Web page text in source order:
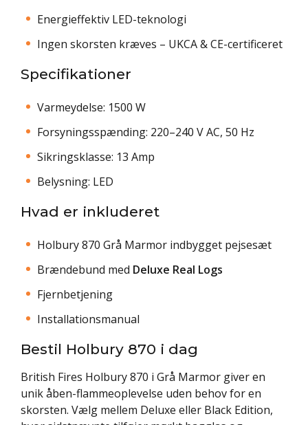
Energieffektiv LED-teknologi
Ingen skorsten kræves – UKCA & CE-certificeret
Specifikationer
Varmeydelse: 1500 W
Forsyningsspænding: 220–240 V AC, 50 Hz
Sikringsklasse: 13 Amp
Belysning: LED
Hvad er inkluderet
Holbury 870 Grå Marmor indbygget pejsesæt
Brændebund med Deluxe Real Logs
Fjernbetjening
Installationsmanual
Bestil Holbury 870 i dag
British Fires Holbury 870 i Grå Marmor giver en
unik åben-flammeoplevelse uden behov for en
skorsten. Vælg mellem Deluxe eller Black Edition,